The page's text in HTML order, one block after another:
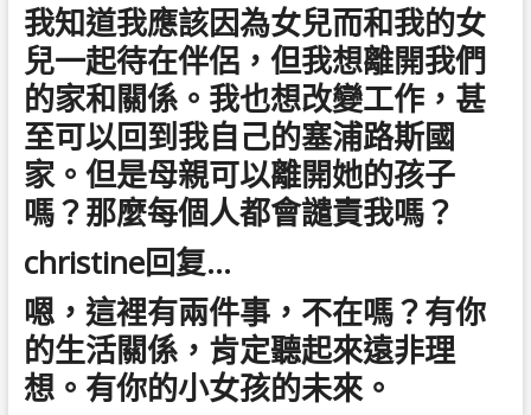
我知道我應該因為女兒而和我的女
兒一起待在伴侶，但我想離開我們
的家和關係。我也想改變工作，甚
至可以回到我自己的塞浦路斯國
家。但是母親可以離開她的孩子
嗎？那麼每個人都會譴責我嗎？
christine回复…
嗯，這裡有兩件事，不在嗎？有你
的生活關係，肯定聽起來遠非理
想。有你的小女孩的未來。